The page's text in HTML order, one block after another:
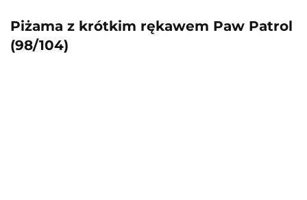
Piżama z krótkim rękawem Paw Patrol
(98/104)